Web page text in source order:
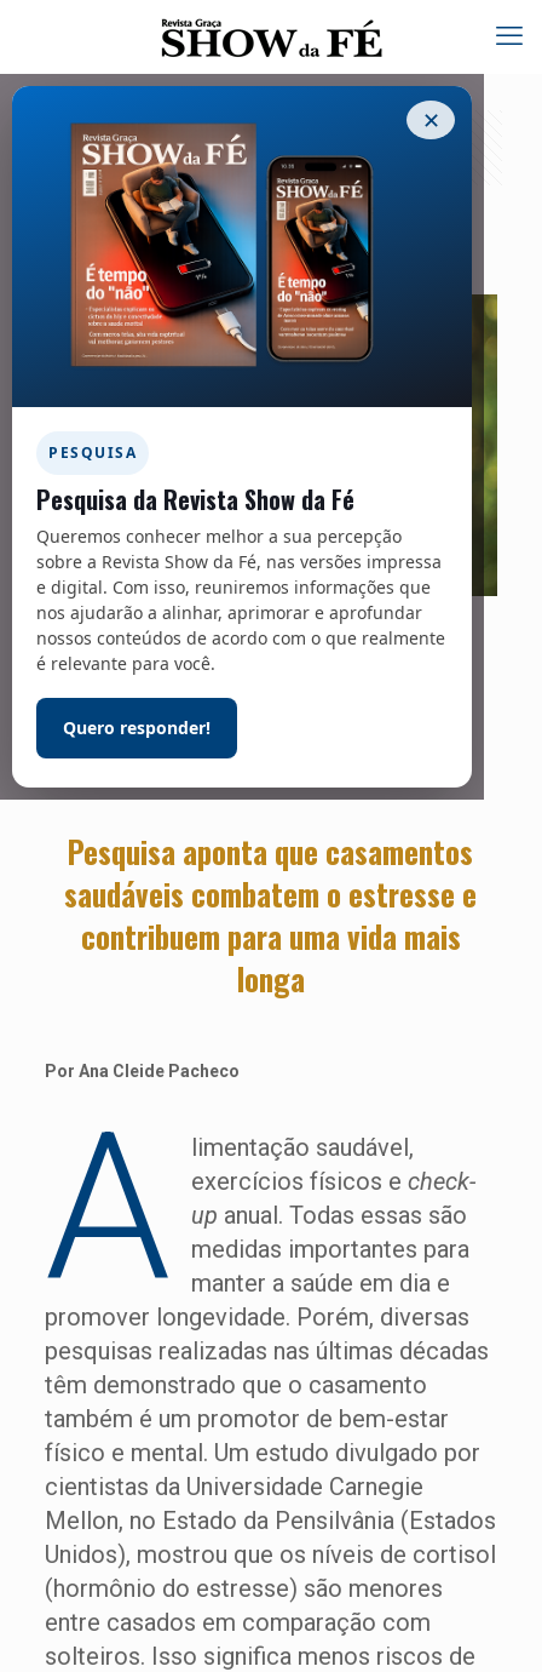
✕
PESQUISA
Pesquisa da Revista Show da Fé
Queremos conhecer melhor a sua percepção
sobre a Revista Show da Fé, nas versões impressa
e digital. Com isso, reuniremos informações que
nos ajudarão a alinhar, aprimorar e aprofundar
nossos conteúdos de acordo com o que realmente
é relevante para você.
Quero responder!
Comportamento
01/10/2021
Foto: Ryan Franco / Unsplash
Bem-estar
conjugal
Pesquisa aponta que casamentos
saudáveis combatem o estresse e
contribuem para uma vida mais
longa
Por Ana Cleide Pacheco
A
limentação saudável,
exercícios físicos e check-
up anual. Todas essas são
medidas importantes para
manter a saúde em dia e
promover longevidade. Porém, diversas
pesquisas realizadas nas últimas décadas
têm demonstrado que o casamento
também é um promotor de bem-estar
físico e mental. Um estudo divulgado por
cientistas da Universidade Carnegie
Mellon, no Estado da Pensilvânia (Estados
Unidos), mostrou que os níveis de cortisol
(hormônio do estresse) são menores
entre casados em comparação com
solteiros. Isso significa menos riscos de